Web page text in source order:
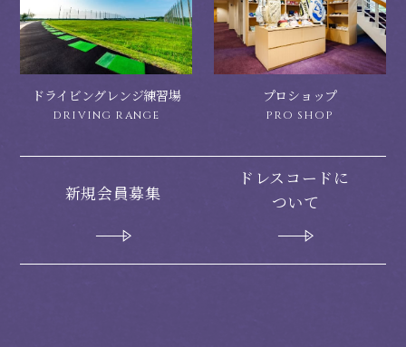
ドライビングレンジ練習場 プロショップ
新規会員募集
ドレスコードに
ついて